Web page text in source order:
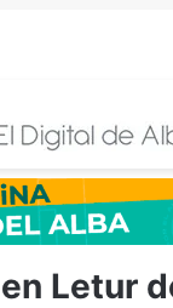
Letur